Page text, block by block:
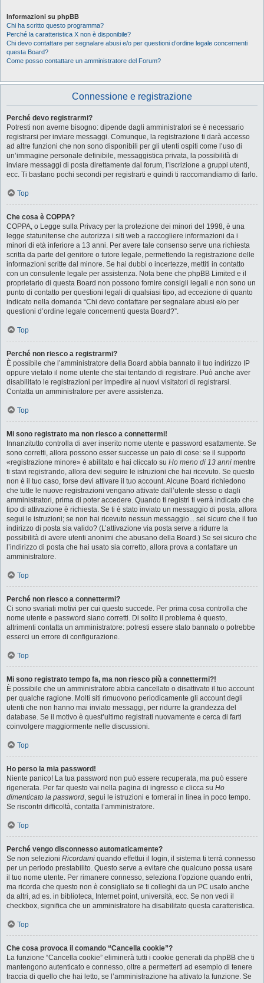
Informazioni su phpBB
Chi ha scritto questo programma?
Perché la caratteristica X non è disponibile?
Chi devo contattare per segnalare abusi e/o per questioni d’ordine legale concernenti
questa Board?
Come posso contattare un amministratore del Forum?
Connessione e registrazione
Perché devo registrarmi?
Potresti non averne bisogno: dipende dagli amministratori se è necessario
registrarsi per inviare messaggi. Comunque, la registrazione ti darà accesso
ad altre funzioni che non sono disponibili per gli utenti ospiti come l’uso di
un’immagine personale definibile, messaggistica privata, la possibilità di
inviare messaggi di posta direttamente dal forum, l’iscrizione a gruppi utenti,
ecc. Ti bastano pochi secondi per registrarti e quindi ti raccomandiamo di farlo.
Top
Che cosa è COPPA?
COPPA, o Legge sulla Privacy per la protezione dei minori del 1998, è una
legge statunitense che autorizza i siti web a raccogliere informazioni da i
minori di età inferiore a 13 anni. Per avere tale consenso serve una richiesta
scritta da parte del genitore o tutore legale, permettendo la registrazione delle
informazioni scritte dal minore. Se hai dubbi o incertezze, mettiti in contatto
con un consulente legale per assistenza. Nota bene che phpBB Limited e il
proprietario di questa Board non possono fornire consigli legali e non sono un
punto di contatto per questioni legali di qualsiasi tipo, ad eccezione di quanto
indicato nella domanda “Chi devo contattare per segnalare abusi e/o per
questioni d’ordine legale concernenti questa Board?”.
Top
Perché non riesco a registrarmi?
È possibile che l’amministratore della Board abbia bannato il tuo indirizzo IP
oppure vietato il nome utente che stai tentando di registrare. Può anche aver
disabilitato le registrazioni per impedire ai nuovi visitatori di registrarsi.
Contatta un amministratore per avere assistenza.
Top
Mi sono registrato ma non riesco a connettermi!
Innanzitutto controlla di aver inserito nome utente e password esattamente. Se
sono corretti, allora possono esser successe un paio di cose: se il supporto
«registrazione minore» è abilitato e hai cliccato su Ho meno di 13 anni mentre
ti stavi registrando, allora devi seguire le istruzioni che hai ricevuto. Se questo
non è il tuo caso, forse devi attivare il tuo account. Alcune Board richiedono
che tutte le nuove registrazioni vengano attivate dall’utente stesso o dagli
amministratori, prima di poter accedere. Quando ti registri ti verrà indicato che
tipo di attivazione è richiesta. Se ti è stato inviato un messaggio di posta, allora
segui le istruzioni; se non hai ricevuto nessun messaggio... sei sicuro che il tuo
indirizzo di posta sia valido? (L’attivazione via posta serve a ridurre la
possibilità di avere utenti anonimi che abusano della Board.) Se sei sicuro che
l’indirizzo di posta che hai usato sia corretto, allora prova a contattare un
amministratore.
Top
Perché non riesco a connettermi?
Ci sono svariati motivi per cui questo succede. Per prima cosa controlla che
nome utente e password siano corretti. Di solito il problema è questo,
altrimenti contatta un amministratore: potresti essere stato bannato o potrebbe
esserci un errore di configurazione.
Top
Mi sono registrato tempo fa, ma non riesco più a connettermi?!
È possibile che un amministratore abbia cancellato o disattivato il tuo account
per qualche ragione. Molti siti rimuovono periodicamente gli account degli
utenti che non hanno mai inviato messaggi, per ridurre la grandezza del
database. Se il motivo è quest’ultimo registrati nuovamente e cerca di farti
coinvolgere maggiormente nelle discussioni.
Top
Ho perso la mia password!
Niente panico! La tua password non può essere recuperata, ma può essere
rigenerata. Per far questo vai nella pagina di ingresso e clicca su Ho
dimenticato la password, segui le istruzioni e tornerai in linea in poco tempo.
Se riscontri difficoltà, contatta l’amministratore.
Top
Perché vengo disconnesso automaticamente?
Se non selezioni Ricordami quando effettui il login, il sistema ti terrà connesso
per un periodo prestabilito. Questo serve a evitare che qualcuno possa usare
il tuo nome utente. Per rimanere connesso, seleziona l’opzione quando entri,
ma ricorda che questo non è consigliato se ti colleghi da un PC usato anche
da altri, ad es. in biblioteca, Internet point, università, ecc. Se non vedi il
checkbox, significa che un amministratore ha disabilitato questa caratteristica.
Top
Che cosa provoca il comando “Cancella cookie”?
La funzione “Cancella cookie” eliminerà tutti i cookie generati da phpBB che ti
mantengono autenticato e connesso, oltre a permetterti ad esempio di tenere
traccia di quello che hai letto, se l’amministrazione ha attivato la funzione. Se